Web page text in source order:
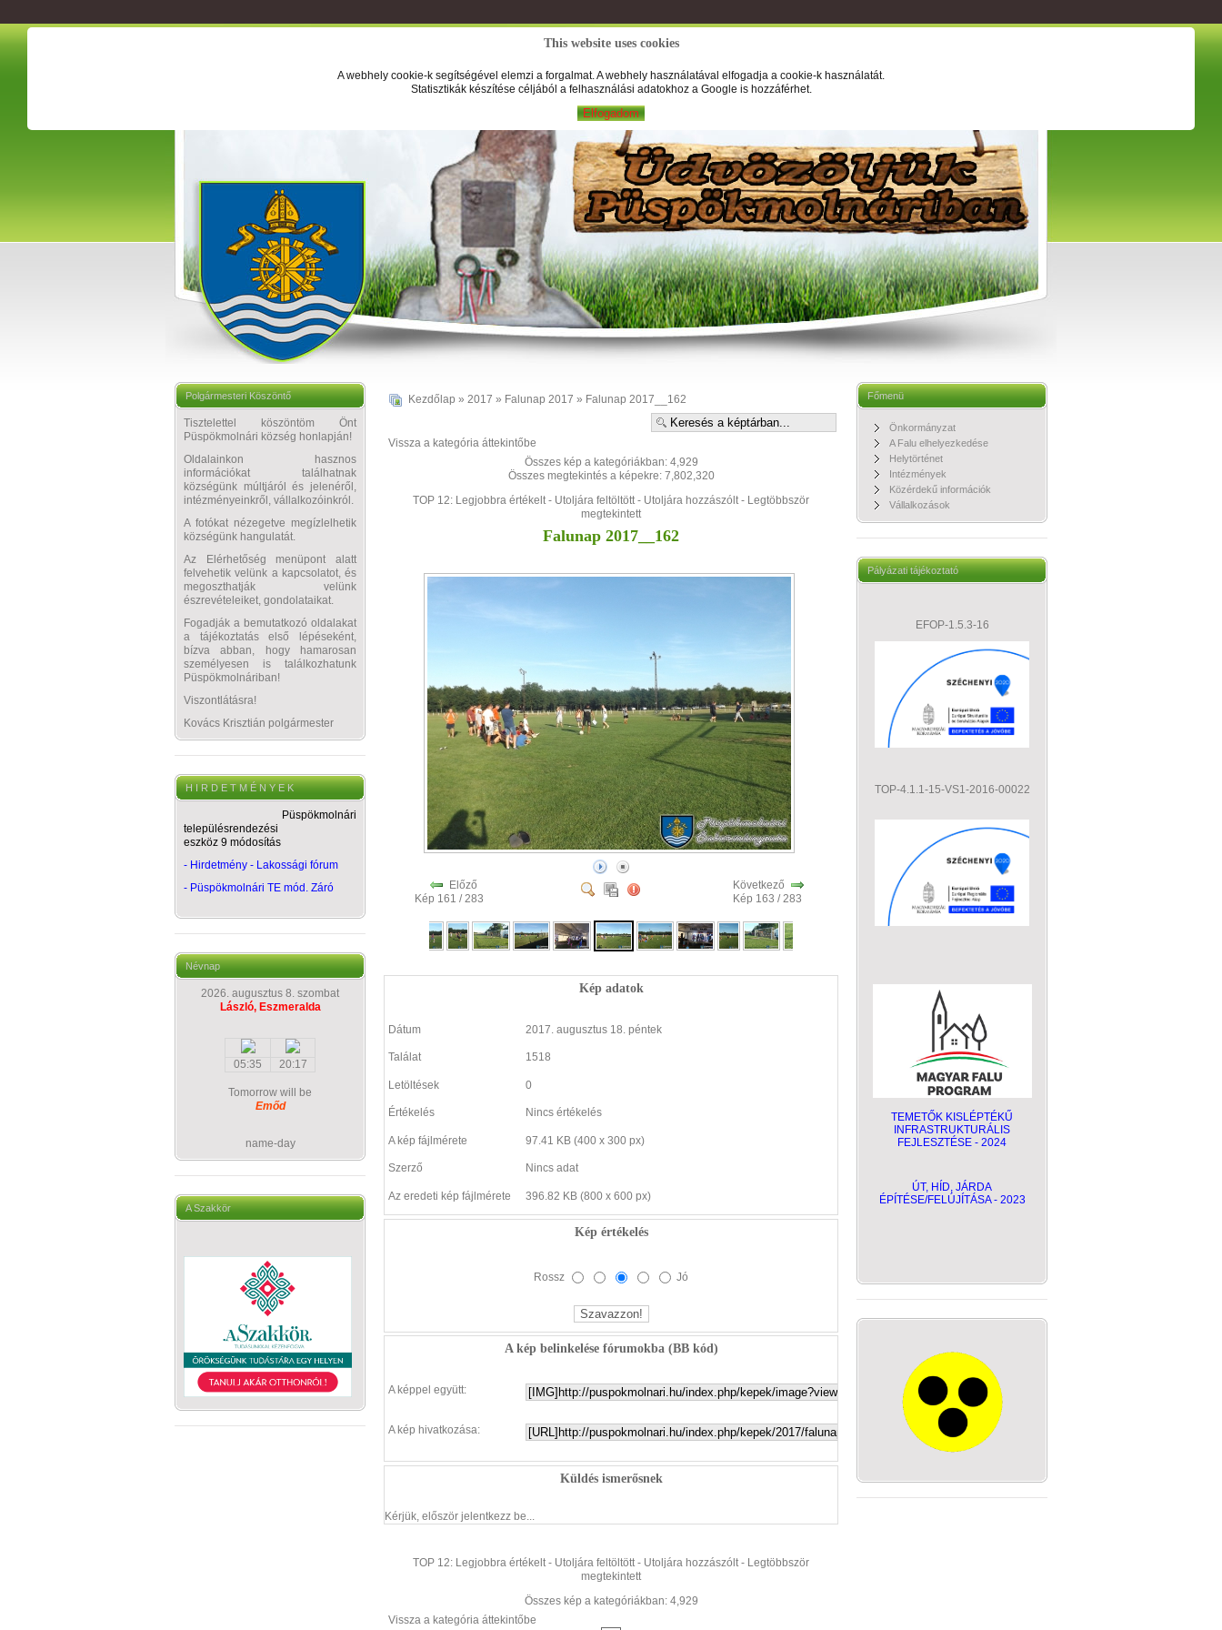
This website uses cookies
A webhely cookie-k segítségével elemzi a forgalmat. A webhely használatával elfogadja a cookie-k használatát.
Statisztikák készítése céljából a felhasználási adatokhoz a Google is hozzáférhet.
Elfogadom
Polgármesteri Köszöntő
Tisztelettel köszöntöm Önt
Püspökmolnári község honlapján!
Oldalainkon hasznos
információkat találhatnak
községünk múltjáról és jelenéről,
intézményeinkről, vállalkozóinkról.
A fotókat nézegetve megízlelhetik
községünk hangulatát.
Az Elérhetőség menüpont alatt
felvehetik velünk a kapcsolatot, és
megoszthatják velünk
észrevételeiket, gondolataikat.
Fogadják a bemutatkozó oldalakat
a tájékoztatás első lépéseként,
bízva abban, hogy hamarosan
személyesen is találkozhatunk
Püspökmolnáriban!
Viszontlátásra!
Kovács Krisztián polgármester
H I R D E T M É N Y E K
Püspökmolnári
településrendezési
eszköz 9 módosítás
- Hirdetmény - Lakossági fórum
- Püspökmolnári TE mód. Záró
Névnap
2026. augusztus 8. szombat
László, Eszmeralda
05:35 20:17
Tomorrow will be
Emőd
name-day
A Szakkör
Kezdőlap » 2017 » Falunap 2017 » Falunap 2017__162
Vissza a kategória áttekintőbe
Összes kép a kategóriákban: 4,929
Összes megtekintés a képekre: 7,802,320
TOP 12: Legjobbra értékelt - Utoljára feltöltött - Utoljára hozzászólt - Legtöbbször
megtekintett
Falunap 2017__162
Előző
Kép 161 / 283
Következő
Kép 163 / 283
Kép adatok
Dátum 2017. augusztus 18. péntek
Találat 1518
Letöltések 0
Értékelés Nincs értékelés
A kép fájlmérete 97.41 KB (400 x 300 px)
Szerző Nincs adat
Az eredeti kép fájlmérete 396.82 KB (800 x 600 px)
Kép értékelés
Rossz Jó
A kép belinkelése fórumokba (BB kód)
A képpel együtt:
A kép hivatkozása:
Küldés ismerősnek
Kérjük, először jelentkezz be...
TOP 12: Legjobbra értékelt - Utoljára feltöltött - Utoljára hozzászólt - Legtöbbször
megtekintett
Összes kép a kategóriákban: 4,929
Vissza a kategória áttekintőbe
Főmenü
Önkormányzat
A Falu elhelyezkedése
Helytörténet
Intézmények
Közérdekű információk
Vállalkozások
Pályázati tájékoztató
EFOP-1.5.3-16
TOP-4.1.1-15-VS1-2016-00022
TEMETŐK KISLÉPTÉKŰ
INFRASTRUKTURÁLIS
FEJLESZTÉSE - 2024
ÚT, HÍD, JÁRDA
ÉPÍTÉSE/FELÚJÍTÁSA - 2023